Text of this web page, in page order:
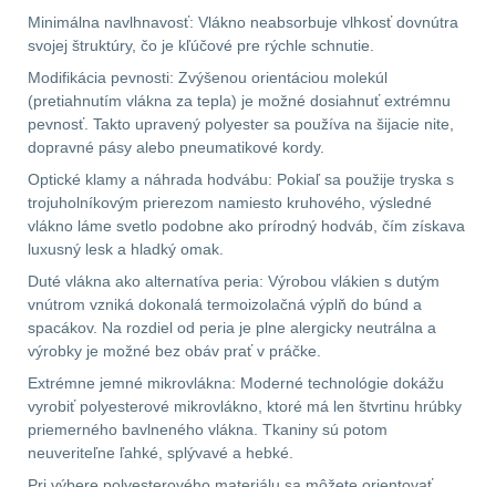
AK47
.22 7
.223 (5.56mm)8
.243 .260 (6.5mm)7
.270 .280 (7mm) 7
.30 .308 (7.62mm)
11
12GA, 20GA
.40 .416
.44 .45
Minimálna navlhnavosť: Vlákno neabsorbuje vlhkosť dovnútra
svojej štruktúry, čo je kľúčové pre rýchle schnutie.
Modifikácia pevnosti: Zvýšenou orientáciou molekúl
(pretiahnutím vlákna za tepla) je možné dosiahnuť extrémnu
pevnosť. Takto upravený polyester sa používa na šijacie nite,
dopravné pásy alebo pneumatikové kordy.
Optické klamy a náhrada hodvábu: Pokiaľ sa použije tryska s
trojuholníkovým prierezom namiesto kruhového, výsledné
vlákno láme svetlo podobne ako prírodný hodváb, čím získava
luxusný lesk a hladký omak.
Duté vlákna ako alternatíva peria: Výrobou vlákien s dutým
vnútrom vzniká dokonalá termoizolačná výplň do búnd a
spacákov. Na rozdiel od peria je plne alergicky neutrálna a
výrobky je možné bez obáv prať v práčke.
Extrémne jemné mikrovlákna: Moderné technológie dokážu
vyrobiť polyesterové mikrovlákno, ktoré má len štvrtinu hrúbky
priemerného bavlneného vlákna. Tkaniny sú potom
neuveriteľne ľahké, splývavé a hebké.